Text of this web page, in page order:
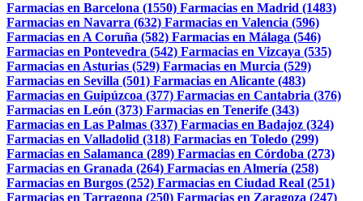
Farmacias en Barcelona (1550) Farmacias en Madrid (1483)
Farmacias en Navarra (632) Farmacias en Valencia (596)
Farmacias en A Coruña (582) Farmacias en Málaga (546)
Farmacias en Pontevedra (542) Farmacias en Vizcaya (535)
Farmacias en Asturias (529) Farmacias en Murcia (529)
Farmacias en Sevilla (501) Farmacias en Alicante (483)
Farmacias en Guipúzcoa (377) Farmacias en Cantabria (376)
Farmacias en León (373) Farmacias en Tenerife (343)
Farmacias en Las Palmas (337) Farmacias en Badajoz (324)
Farmacias en Valladolid (318) Farmacias en Toledo (299)
Farmacias en Salamanca (289) Farmacias en Córdoba (273)
Farmacias en Granada (264) Farmacias en Almería (258)
Farmacias en Burgos (252) Farmacias en Ciudad Real (251)
Farmacias en Tarragona (250) Farmacias en Zaragoza (247)